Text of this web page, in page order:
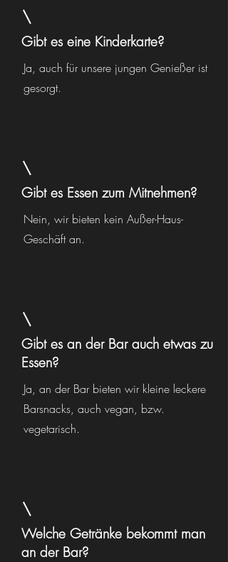
Gibt es eine Kinderkarte?
Ja, auch für unsere jungen Genießer ist
gesorgt.
Gibt es Essen zum Mitnehmen?
Nein, wir bieten kein Außer-Haus-
Geschäft an.
Gibt es an der Bar auch etwas zu
Essen?
Ja, an der Bar bieten wir kleine leckere
Barsnacks, auch vegan, bzw.
vegetarisch.
Welche Getränke bekommt man
an der Bar?